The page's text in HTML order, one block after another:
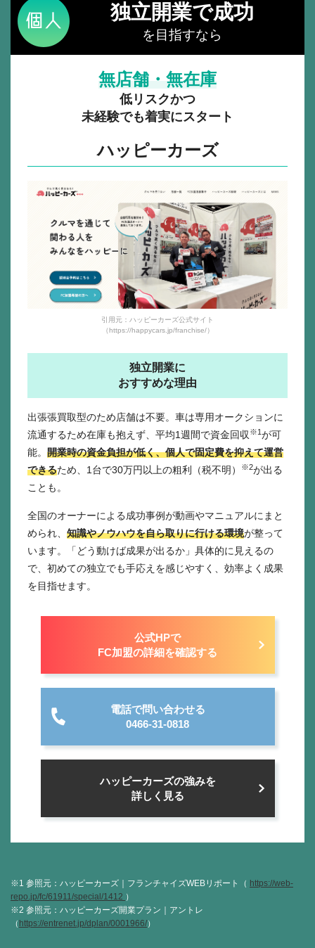
独立開業で成功
を目指すなら
無店舗・無在庫
低リスクかつ
未経験でも着実にスタート
ハッピーカーズ
引用元：ハッピーカーズ公式サイト
（https://happycars.jp/franchise/）
独立開業に
おすすめな理由
出張張買取型のため店舗は不要。車は専用オークションに
流通するため在庫も抱えず、平均1週間で資金回収※1が可
能。 開業時の資金負担が低く、個人で固定費を抑えて運営
できるため、1台で30万円以上の粗利（税不明） ※2が出る
ことも。
全国のオーナーによる成功事例が動画やマニュアルにまと
められ、 知識やノウハウを自ら取りに行ける環境が整って
います。「どう動けば成果が出るか」具体的に見えるの
で、初めての独立でも手応えを感じやすく、効率よく成果
を目指せます。
公式HPで
FC加盟の詳細を確認する
電話で問い合わせる
0466-31-0818
ハッピーカーズの強みを
詳しく見る
※1 参照元：ハッピーカーズ｜フランチャイズWEBリポート（ https://web-
repo.jp/fc/61911/special/1412 ）
※2 参照元：ハッピーカーズ開業プラン｜アントレ
（ https://entrenet.jp/dplan/0001966/）